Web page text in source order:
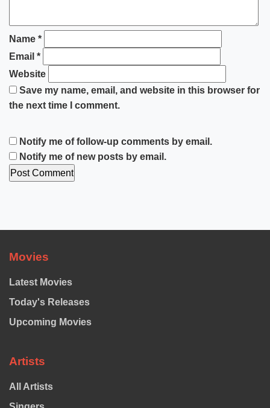
Name *
Email *
Website
Save my name, email, and website in this browser for
the next time I comment.
Notify me of follow-up comments by email.
Notify me of new posts by email.
Movies
Latest Movies
Today's Releases
Upcoming Movies
Artists
All Artists